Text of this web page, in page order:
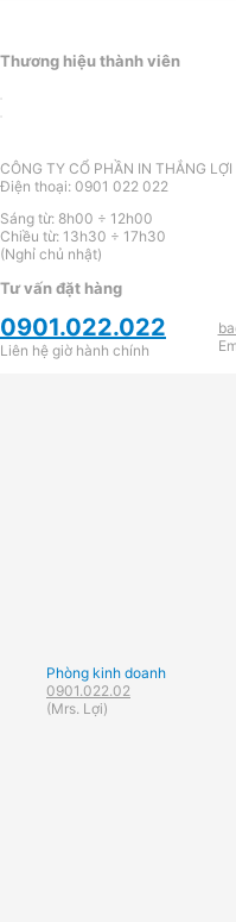
Thương hiệu thành viên
CÔNG TY CỔ PHẦN IN THẮNG LỢI
Điện thoại: 0901 022 022
Sáng từ: 8h00 ÷ 12h00
Chiều từ: 13h30 ÷ 17h30
(Nghỉ chủ nhật)
Tư vấn đặt hàng
0901.022.022
Liên hệ giờ hành chính
Phòng kinh doanh
0901.022.02
(Mrs. Lợi)